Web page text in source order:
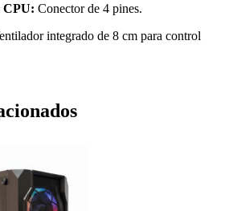
CPU: Conector de 4 pines.
integrado de 8 cm para control